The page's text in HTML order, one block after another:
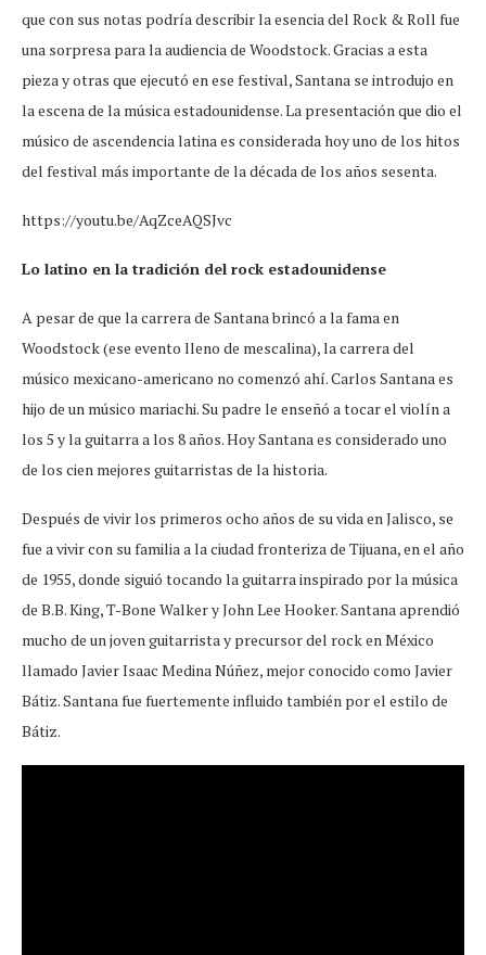
que con sus notas podría describir la esencia del Rock & Roll fue
una sorpresa para la audiencia de Woodstock. Gracias a esta
pieza y otras que ejecutó en ese festival, Santana se introdujo en
la escena de la música estadounidense. La presentación que dio el
músico de ascendencia latina es considerada hoy uno de los hitos
del festival más importante de la década de los años sesenta.
https://youtu.be/AqZceAQSJvc
Lo latino en la tradición del rock estadounidense
A pesar de que la carrera de Santana brincó a la fama en
Woodstock (ese evento lleno de mescalina), la carrera del
músico mexicano-americano no comenzó ahí. Carlos Santana es
hijo de un músico mariachi. Su padre le enseñó a tocar el violín a
los 5 y la guitarra a los 8 años. Hoy Santana es considerado uno
de los cien mejores guitarristas de la historia.
Después de vivir los primeros ocho años de su vida en Jalisco, se
fue a vivir con su familia a la ciudad fronteriza de Tijuana, en el año
de 1955, donde siguió tocando la guitarra inspirado por la música
de B.B. King, T-Bone Walker y John Lee Hooker. Santana aprendió
mucho de un joven guitarrista y precursor del rock en México
llamado Javier Isaac Medina Núñez, mejor conocido como Javier
Bátiz. Santana fue fuertemente influido también por el estilo de
Bátiz.